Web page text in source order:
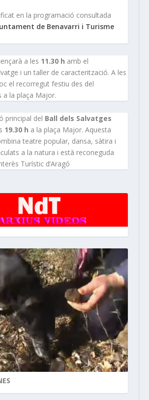
en la programació consultada
de Benavarri i Turisme
a les 11.30 h amb el
i un taller de caracterització. A les
el recorregut festiu des del
a la plaça Major.
principal del Ball dels Salvatges
19.30 h a la plaça Major. Aquesta
teatre popular, dansa, sàtira i
a la natura i està reconeguda
Turístic d’Aragó